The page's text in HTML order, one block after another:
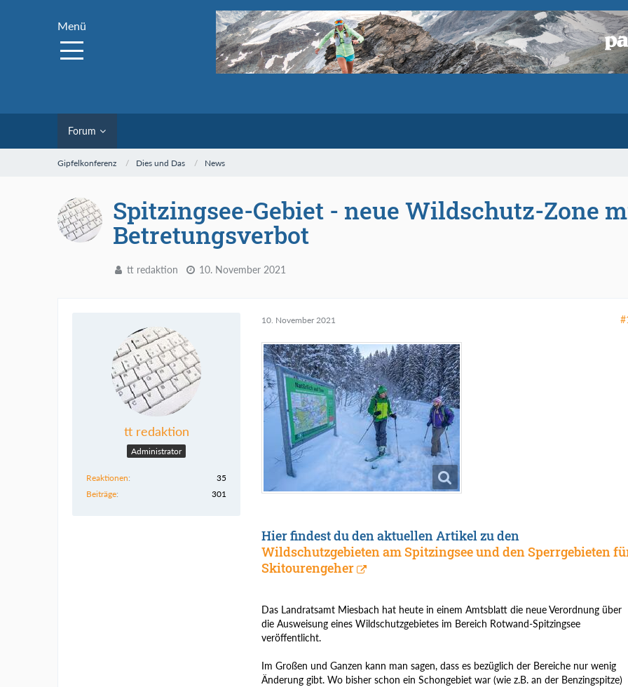
Menü
Forum
Gipfelkonferenz Dies und Das News
Spitzingsee-Gebiet - neue Wildschutz-Zone
Betretungsverbot
tt redaktion 10. November 2021
tt redaktion
Administrator
Reaktionen
35
Beiträge
301
10. November 2021
Hier findest du den aktuellen Artikel zu den
Wildschutzgebieten am Spitzingsee und den Sperrgebieten
Skitourengeher
Das Landratsamt Miesbach hat heute in einem Amtsblatt die neue Verordnung über
die Ausweisung eines Wildschutzgebietes im Bereich Rotwand-Spitzingsee
veröffentlicht.
Im Großen und Ganzen kann man sagen, dass es bezüglich der Bereiche nur wenig
Änderung gibt. Wo bisher schon ein Schongebiet war (wie z.B. an der Benzingspitze)